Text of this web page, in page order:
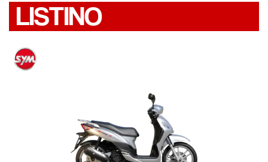
LISTINO